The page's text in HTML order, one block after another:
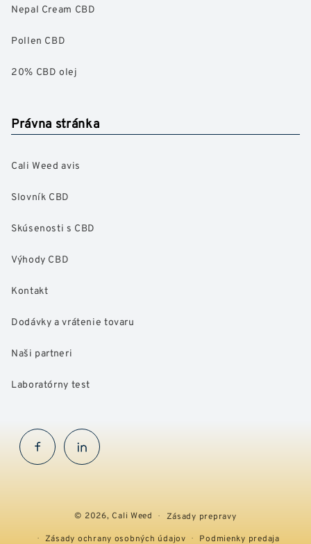
Nepal Cream CBD
Pollen CBD
20% CBD olej
Právna stránka
Cali Weed avis
Slovník CBD
Skúsenosti s CBD
Výhody CBD
Kontakt
Dodávky a vrátenie tovaru
Naši partneri
Laboratórny test
FacebookInstaGram
© 2026,Cali Weed
Zásady prepravy
Zásady ochrany osobných údajov
Podmienky predaja